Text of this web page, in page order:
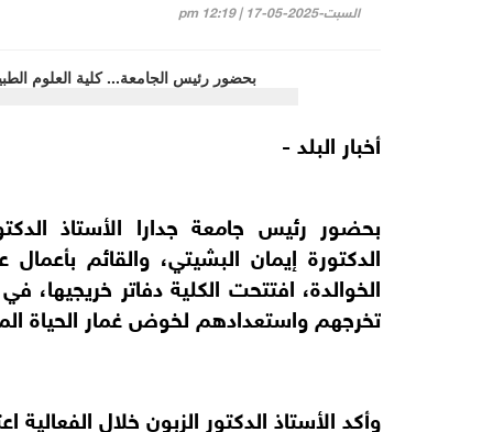
السبت-2025-05-17 | 12:19 pm
أخبار البلد -
بحضور رئيس جامعة جدارا الأستاذ
الدكتورة إيمان البشيتي، والقائم
الخوالدة، افتتحت الكلية دفاتر خريجيها،
تخرجهم واستعدادهم لخوض غمار الحياة
وأكد الأستاذ الدكتور الزبون خلال